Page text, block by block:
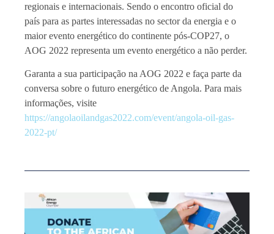
regionais e internacionais. Sendo o encontro oficial do
país para as partes interessadas no sector da energia e o
maior evento energético do continente pós-COP27, o
AOG 2022 representa um evento energético a não perder.
Garanta a sua participação na AOG 2022 e faça parte da
conversa sobre o futuro energético de Angola. Para mais
informações, visite
https://angolaoilandgas2022.com/event/angola-oil-gas-
2022-pt/